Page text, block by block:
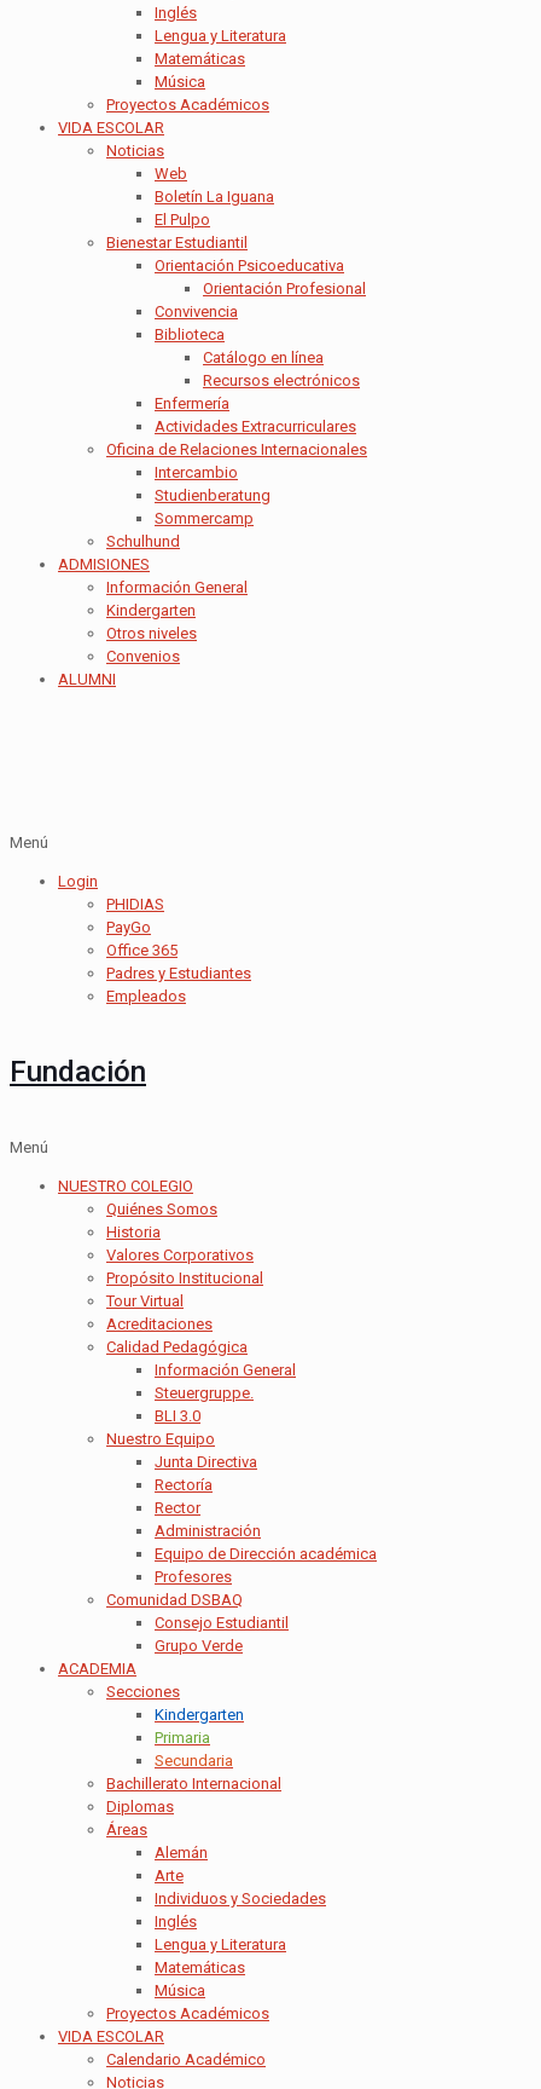
Inglés
Lengua y Literatura
Matemáticas
Música
Proyectos Académicos
VIDA ESCOLAR
Noticias
Web
Boletín La Iguana
El Pulpo
Bienestar Estudiantil
Orientación Psicoeducativa
Orientación Profesional
Convivencia
Biblioteca
Catálogo en línea
Recursos electrónicos
Enfermería
Actividades Extracurriculares
Oficina de Relaciones Internacionales
Intercambio
Studienberatung
Sommercamp
Schulhund
ADMISIONES
Información General
Kindergarten
Otros niveles
Convenios
ALUMNI
Menú
Login
PHIDIAS
PayGo
Office 365
Padres y Estudiantes
Empleados
Fundación
Menú
NUESTRO COLEGIO
Quiénes Somos
Historia
Valores Corporativos
Propósito Institucional
Tour Virtual
Acreditaciones
Calidad Pedagógica
Información General
Steuergruppe.
BLI 3.0
Nuestro Equipo
Junta Directiva
Rectoría
Rector
Administración
Equipo de Dirección académica
Profesores
Comunidad DSBAQ
Consejo Estudiantil
Grupo Verde
ACADEMIA
Secciones
Kindergarten
Primaria
Secundaria
Bachillerato Internacional
Diplomas
Áreas
Alemán
Arte
Individuos y Sociedades
Inglés
Lengua y Literatura
Matemáticas
Música
Proyectos Académicos
VIDA ESCOLAR
Calendario Académico
Noticias